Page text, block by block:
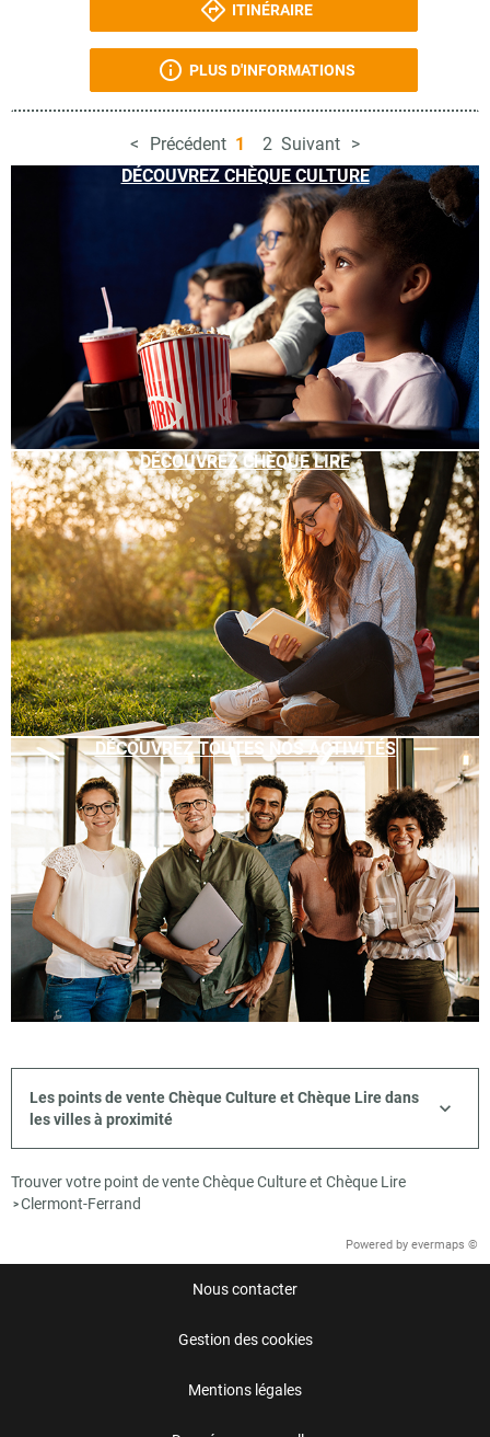
ITINÉRAIRE
PLUS D'INFORMATIONS
Précédent 1 2 Suivant
DÉCOUVREZ CHÈQUE CULTURE
DÉCOUVREZ CHÈQUE LIRE
DÉCOUVREZ TOUTES NOS ACTIVITÉS
Les points de vente Chèque Culture et Chèque Lire dans
les villes à proximité
Trouver votre point de vente Chèque Culture et Chèque Lire
>Clermont-Ferrand
Powered by evermaps ©
Nous contacter
Gestion des cookies
Mentions légales